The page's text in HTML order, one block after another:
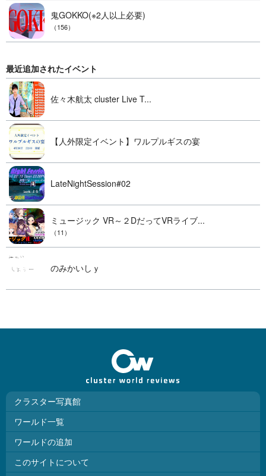
鬼GOKKO(※2人以上必要)
（156）
最近追加されたイベント
佐々木航太 cluster Live T...
【人外限定イベント】ワルプルギスの宴
LateNightSession#02
ミュージック VR～２DだってVRライブ...
（11）
のみかいしｙ
クラスター写真館
ワールド一覧
ワールドの追加
このサイトについて